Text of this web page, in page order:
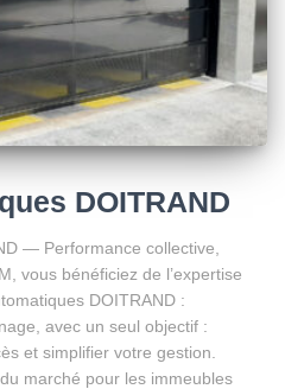
DOITRAND
— Performance collective,
vous bénéficiez de l’expertise
DOITRAND :
avec un seul objectif :
et simplifier votre gestion.
marché pour les immeubles